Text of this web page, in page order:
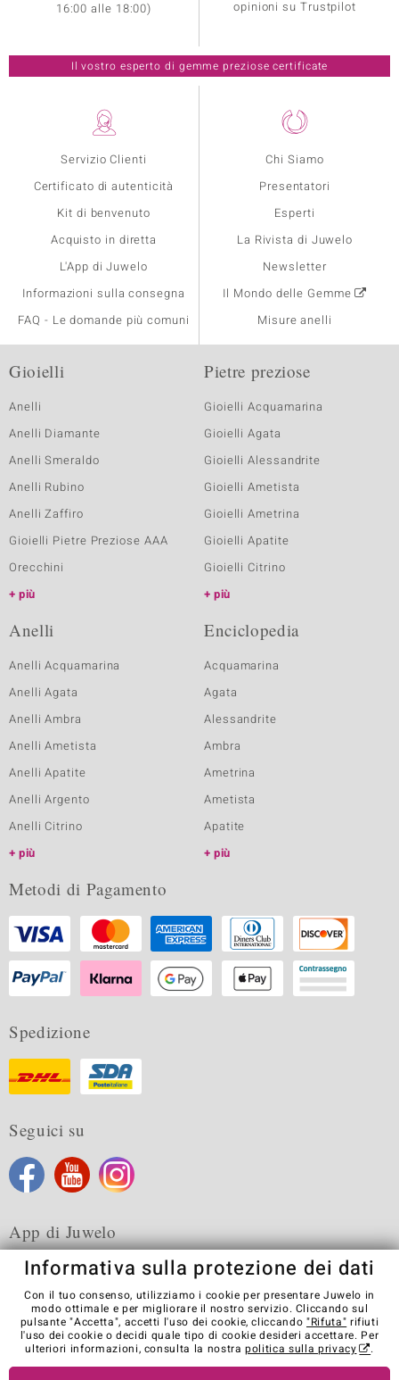
Servizio Clienti
Certificato di autenticità
Kit di benvenuto
Acquisto in diretta
L'App di Juwelo
Informazioni sulla consegna
FAQ - Le domande più comuni
Chi Siamo
Presentatori
Esperti
La Rivista di Juwelo
Newsletter
Il Mondo delle Gemme
Misure anelli
16:00 alle 18:00)
opinioni su Trustpilot
Il vostro esperto di gemme preziose certificate
Gioielli
Anelli
Anelli Diamante
Anelli Smeraldo
Anelli Rubino
Anelli Zaffiro
Gioielli Pietre Preziose AAA
Orecchini
più
Pietre preziose
Gioielli Acquamarina
Gioielli Agata
Gioielli Alessandrite
Gioielli Ametista
Gioielli Ametrina
Gioielli Apatite
Gioielli Citrino
più
Anelli
Anelli Acquamarina
Anelli Agata
Anelli Ambra
Anelli Ametista
Anelli Apatite
Anelli Argento
Anelli Citrino
più
Enciclopedia
Acquamarina
Agata
Alessandrite
Ambra
Ametrina
Ametista
Apatite
più
Metodi di Pagamento
Spedizione
Seguici su
App di Juwelo
Condizioni generali di vendita Informativa Privacy
Cookies
Note legali
Contatti
Recedere dal contratto
Informativa sulla protezione dei dati
Con il tuo consenso, utilizziamo i cookie per presentare Juwelo in
modo ottimale e per migliorare il nostro servizio. Cliccando sul
pulsante "Accetta", accetti l'uso dei cookie, cliccando "Rifuta" rifiuti
l'uso dei cookie o decidi quale tipo di cookie desideri accettare. Per
ulteriori informazioni, consulta la nostrapolitica sulla privacy .